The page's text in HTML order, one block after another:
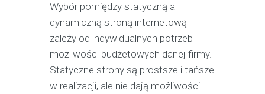
Wybór pomiędzy statyczną a
dynamiczną stroną internetową
zależy od indywidualnych potrzeb i
możliwości budżetowych danej firmy.
Statyczne strony są prostsze i tańsze
w realizacji, ale nie dają możliwości